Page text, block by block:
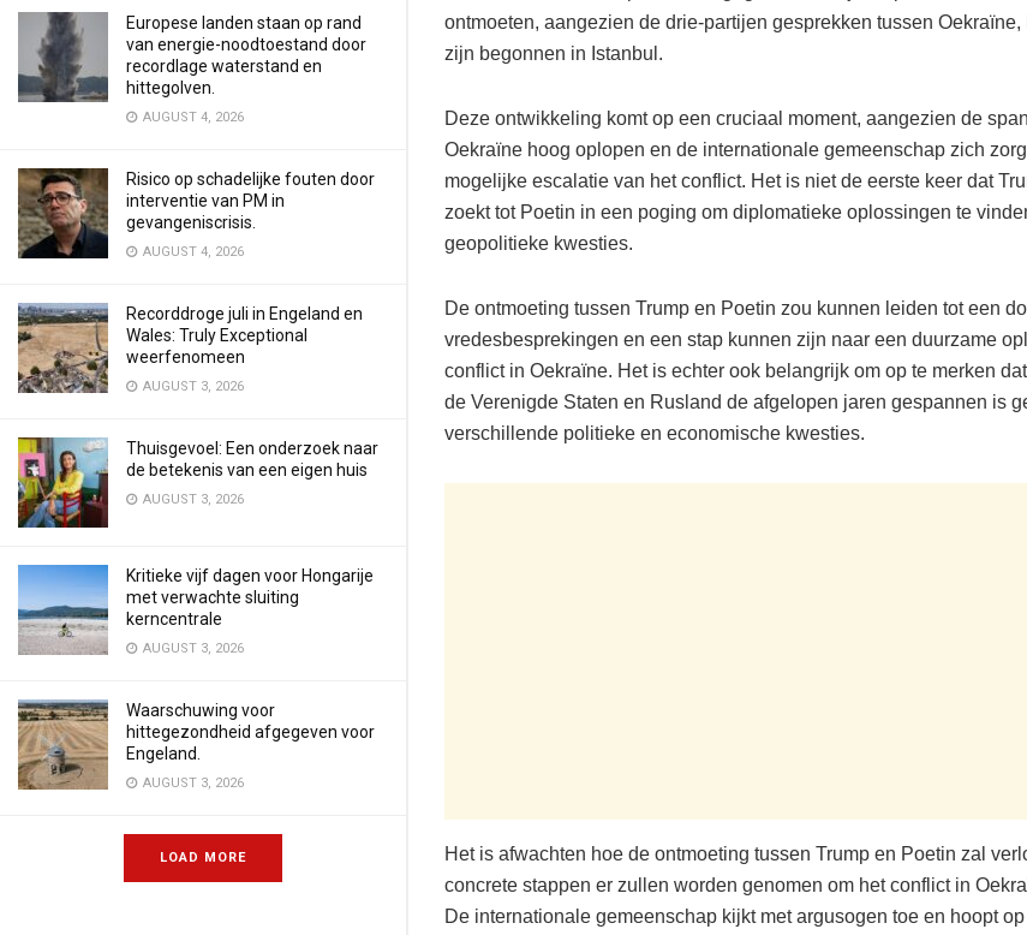
Europese landen staan op rand
van energie-noodtoestand door
recordlage waterstand en
hittegolven.
AUGUST 4, 2026
Risico op schadelijke fouten door
interventie van PM in
gevangeniscrisis.
AUGUST 4, 2026
Recorddroge juli in Engeland en
Wales: Truly Exceptional
weerfenomeen
AUGUST 3, 2026
Thuisgevoel: Een onderzoek naar
de betekenis van een eigen huis
AUGUST 3, 2026
Kritieke vijf dagen voor Hongarije
met verwachte sluiting
kerncentrale
AUGUST 3, 2026
Waarschuwing voor
hittegezondheid afgegeven voor
Engeland.
AUGUST 3, 2026
LOAD MORE
ontmoeten, aangezien de drie-partijen gesprekken tussen
zijn begonnen in Istanbul.
Deze ontwikkeling komt op een cruciaal moment, aangezien de
Oekraïne hoog oplopen en de internationale gemeenschap zich
mogelijke escalatie van het conflict. Het is niet de eerste keer dat
zoekt tot Poetin in een poging om diplomatieke oplossingen te
geopolitieke kwesties.
De ontmoeting tussen Trump en Poetin zou kunnen leiden tot een
vredesbesprekingen en een stap kunnen zijn naar een duurzame
conflict in Oekraïne. Het is echter ook belangrijk om op te merken
de Verenigde Staten en Rusland de afgelopen jaren gespannen is
verschillende politieke en economische kwesties.
Het is afwachten hoe de ontmoeting tussen Trump en Poetin zal
concrete stappen er zullen worden genomen om het conflict in
De internationale gemeenschap kijkt met argusogen toe en hoopt